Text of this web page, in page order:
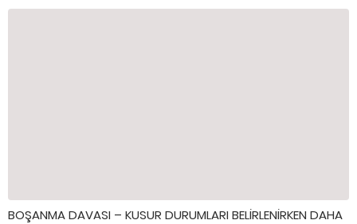
BOŞANMA DAVASI – KUSUR DURUMLARI BELİRLENİRKEN DAHA